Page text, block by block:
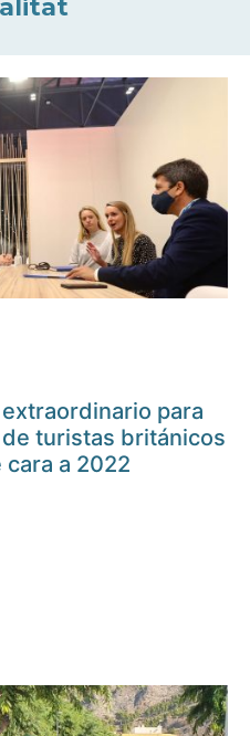
para
turistas británicos
cara a 2022